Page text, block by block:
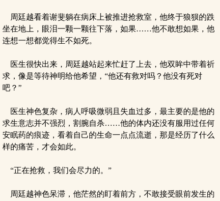
周廷越看着谢斐躺在病床上被推进抢救室，他终于狼狈的跌
坐在地上，眼泪一颗一颗往下落，如果……他不敢想如果，他
连想一想都觉得生不如死。
医生很快出来，周廷越站起来忙赶了上去，他双眸中带着祈
求，像是等待神明给他希望，“他还有救对吗？他没有死对
吧？”
医生神色复杂，病人呼吸微弱且失血过多，最主要的是他的
求生意志并不强烈，割腕自杀……他的体内还没有服用过任何
安眠药的痕迹，看着自己的生命一点点流逝，那是经历了什么
样的痛苦，才会如此。
“正在抢救，我们会尽力的。”
周廷越神色呆滞，他茫然的盯着前方，不敢接受眼前发生的